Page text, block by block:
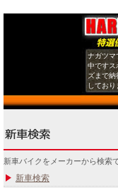
ナガツマ
中ですス
ズまで納
しており
新車バイクをメーカーから検索
新車検索